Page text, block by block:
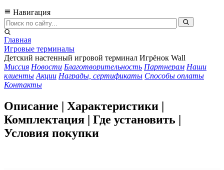
Навигация
Главная
Игровые терминалы
Детский настенный игровой терминал Игрёнок Wall
Миссия Новости Благотворительность Партнерам Наши
клиенты Акции Награды, сертификаты Способы оплаты
Контакты
Описание | Характеристики |
Комплектация | Где установить |
Условия покупки